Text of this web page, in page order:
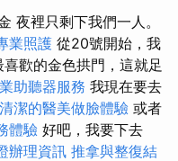
夜裡只剩下我們一人。
業照護 從20號開始，我
歡的金色拱門，這就足
助聽器服務 我現在要去
潔的醫美做臉體驗 或者
體驗 好吧，我要下去
辦理資訊 推拿與整復結